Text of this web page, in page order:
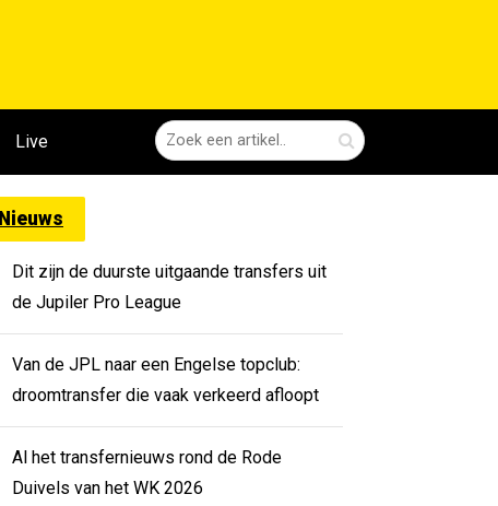
Live
Nieuws
Dit zijn de duurste uitgaande transfers uit
de Jupiler Pro League
Van de JPL naar een Engelse topclub:
droomtransfer die vaak verkeerd afloopt
Al het transfernieuws rond de Rode
Duivels van het WK 2026